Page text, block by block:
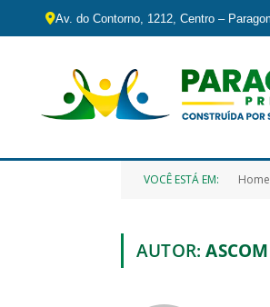
Av. do Contorno, 1212, Centro –
VOCÊ ESTÁ EM: Home
AUTOR: